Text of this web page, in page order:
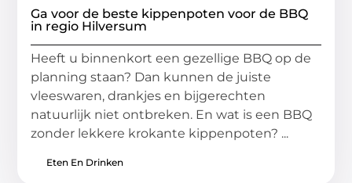
Ga voor de beste kippenpoten voor de BBQ
in regio Hilversum
Heeft u binnenkort een gezellige BBQ op de
planning staan? Dan kunnen de juiste
vleeswaren, drankjes en bijgerechten
natuurlijk niet ontbreken. En wat is een BBQ
zonder lekkere krokante kippenpoten? ...
Eten En Drinken